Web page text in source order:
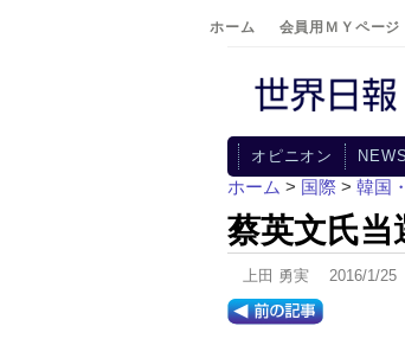
ホーム 会員用ＭＹページ
オピニオン
ホーム > 国際 > 韓国
蔡英文氏当
上田 勇実 2016/1/